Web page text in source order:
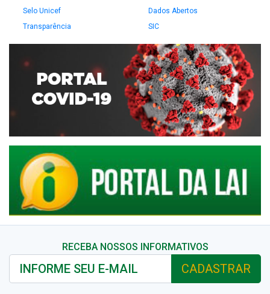
Selo Unicef
Dados Abertos
Transparência
SIC
RECEBA NOSSOS INFORMATIVOS
CADASTRAR